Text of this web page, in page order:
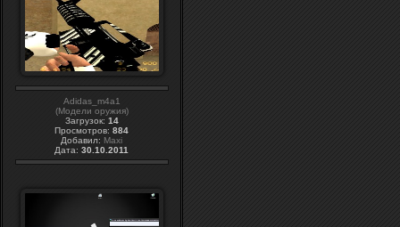
Adidas_m4a1
(Модели оружия)
Загрузок: 14
Просмотров: 884
Добавил: Maxi
Дата: 30.10.2011